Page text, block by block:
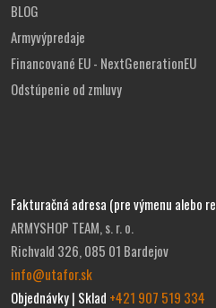
BLOG
Armyvýpredaje
Financované EU - NextGenerationEU
Odstúpenie od zmluvy
Fakturačná adresa (pre výmenu alebo
ARMYSHOP TEAM, s. r. o.
Richvald 326, 085 01 Bardejov
info@utafor.sk
Objednávky | Sklad +421 907 519 334